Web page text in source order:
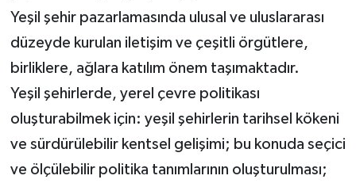
Yeşil şehir pazarlamasında ulusal ve uluslararası
düzeyde kurulan iletişim ve çeşitli örgütlere,
birliklere, ağlara katılım önem taşımaktadır.
Yeşil şehirlerde, yerel çevre politikası
oluşturabilmek için: yeşil şehirlerin tarihsel kökeni
ve sürdürülebilir kentsel gelişimi; bu konuda seçici
ve ölçülebilir politika tanımlarının oluşturulması;